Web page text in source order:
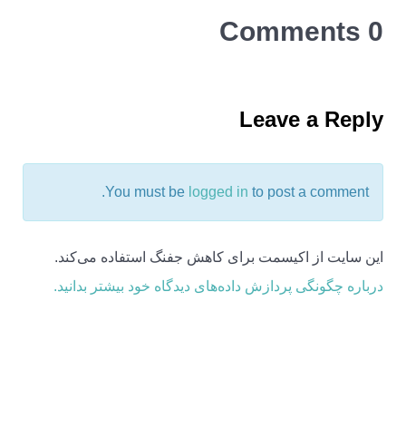
0 Comments
Leave a Reply
You must be logged in to post a comment.
این سایت از اکیسمت برای کاهش جفنگ استفاده می‌کند.
درباره چگونگی پردازش داده‌های دیدگاه خود بیشتر بدانید.